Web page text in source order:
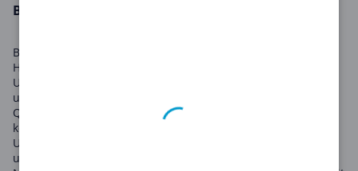
BARCELO HOTELS & RESORTS in August 2026
Barcelo Hotels & Resorts ist eine weltweit anerkannte
Hotelkette, die ihren Gästen ein unvergleichliches
Urlaubserlebnis bietet. Von luxuriösen Resorts bis hin zu
urbanen Hotels, Barcelo Hotels & Resorts gewährleistet
Qualität und exzellenten Service in mehr als 20 Ländern. Sie
können sowohl entspannende als auch abenteuerliche
Urlaubsziele finden, und jedes von ihnen verspricht ein
unvergessliches Erlebnis.